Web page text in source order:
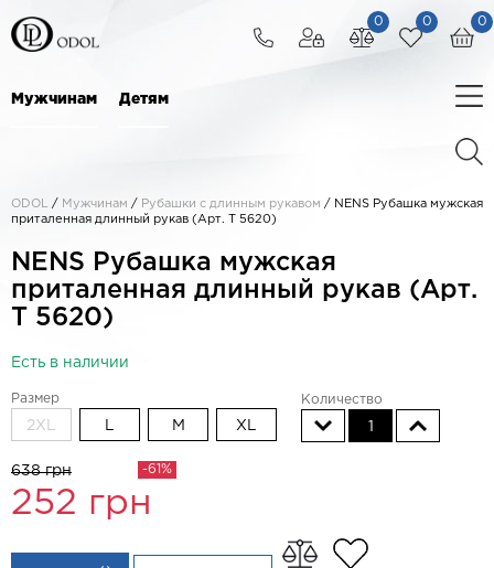
0
0
0
Мужчинам Детям
ODOL / Мужчинам / Рубашки с длинным рукавом / NENS Рубашка мужская
приталенная длинный рукав (Арт. T 5620)
NENS Рубашка мужская
приталенная длинный рукав (Арт.
T 5620)
Есть в наличии
Размер
2XL M XL
Количество
638 грн
252 грн
-61%